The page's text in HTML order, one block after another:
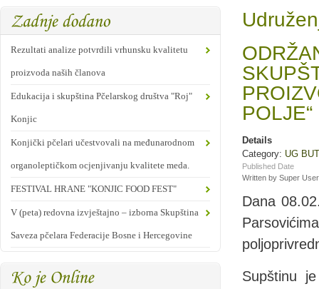
Rezultati analize potvrdili vrhunsku kvalitetu
proizvoda naših članova
Edukacija i skupština Pčelarskog društva "Roj"
Konjic
Konjički pčelari učestvovali na međunarodnom
organoleptičkom ocjenjivanju kvalitete meda.
FESTIVAL HRANE "KONJIC FOOD FEST"
V (peta) redovna izvještajno – izborna Skupština
Saveza pčelara Federacije Bosne i Hercegovine
Details
Category: UG
Published Date
Written by Super User
Dana
Supštinu